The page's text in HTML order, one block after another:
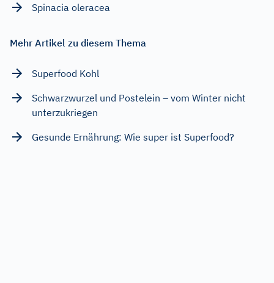
Spinacia oleracea
Mehr Artikel zu diesem Thema
Superfood Kohl
Schwarzwurzel und Postelein – vom Winter nicht
unterzukriegen
Gesunde Ernährung: Wie super ist Superfood?